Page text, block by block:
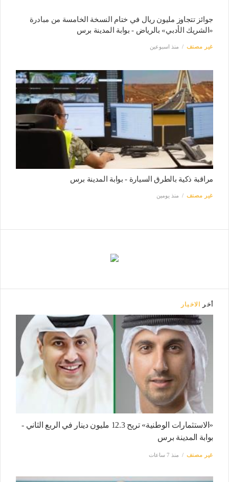
جوائز تتجاوز مليون ريال في ختام النسخة الخامسة من مبادرة
«الشريك الأدبي» بالرياض - بوابة المدينة برس
غير مصنف منذ اسبوعين
مراقبة ذكية بالطرق السيارة - بوابة المدينة برس
غير مصنف منذ يومين
أخر الاخبار
«الاستثمارات الوطنية» تربح 12.3 مليون دينار في الربع الثاني -
بوابة المدينة برس
غير مصنف منذ 7 ساعات